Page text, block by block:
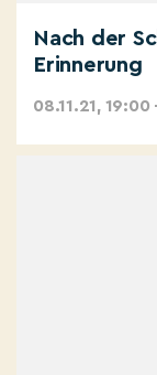
Nach der
Erinnerung
08.11.21, 19:00